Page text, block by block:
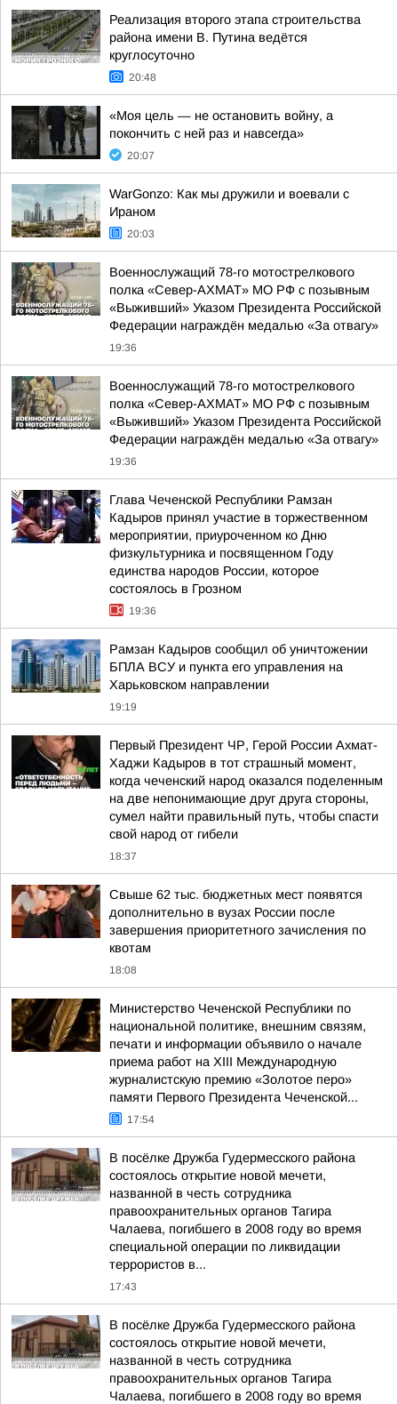
Реализация второго этапа строительства
района имени В. Путина ведётся
круглосуточно
20:48
«Моя цель — не остановить войну, а
покончить с ней раз и навсегда»
20:07
WarGonzo: Как мы дружили и воевали с
Ираном
20:03
Военнослужащий 78-го мотострелкового
полка «Север-АХМАТ» МО РФ с позывным
«Выживший» Указом Президента Российской
Федерации награждён медалью «За отвагу»
19:36
Военнослужащий 78-го мотострелкового
полка «Север-АХМАТ» МО РФ с позывным
«Выживший» Указом Президента Российской
Федерации награждён медалью «За отвагу»
19:36
Глава Чеченской Республики Рамзан
Кадыров принял участие в торжественном
мероприятии, приуроченном ко Дню
физкультурника и посвященном Году
единства народов России, которое
состоялось в Грозном
19:36
Рамзан Кадыров сообщил об уничтожении
БПЛА ВСУ и пункта его управления на
Харьковском направлении
19:19
Первый Президент ЧР, Герой России Ахмат-
Хаджи Кадыров в тот страшный момент,
когда чеченский народ оказался поделенным
на две непонимающие друг друга стороны,
сумел найти правильный путь, чтобы спасти
свой народ от гибели
18:37
Свыше 62 тыс. бюджетных мест появятся
дополнительно в вузах России после
завершения приоритетного зачисления по
квотам
18:08
Министерство Чеченской Республики по
национальной политике, внешним связям,
печати и информации объявило о начале
приема работ на XIII Международную
журналистскую премию «Золотое перо»
памяти Первого Президента Чеченской...
17:54
В посёлке Дружба Гудермесского района
состоялось открытие новой мечети,
названной в честь сотрудника
правоохранительных органов Тагира
Чалаева, погибшего в 2008 году во время
специальной операции по ликвидации
террористов в...
17:43
В посёлке Дружба Гудермесского района
состоялось открытие новой мечети,
названной в честь сотрудника
правоохранительных органов Тагира
Чалаева, погибшего в 2008 году во время